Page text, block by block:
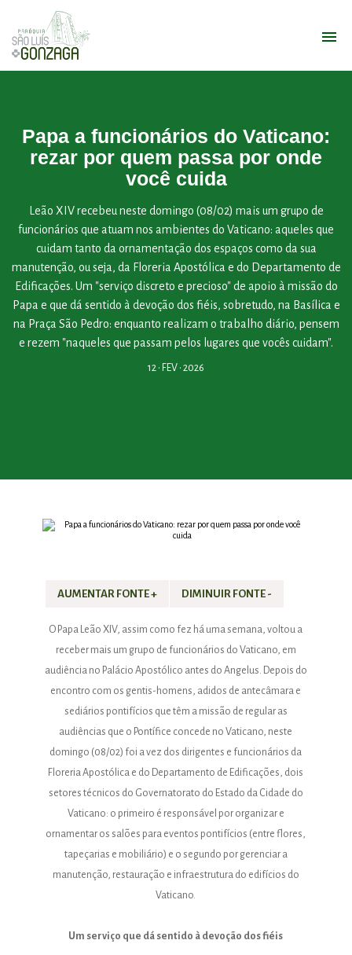
Papa a funcionários do Vaticano:
rezar por quem passa por onde
você cuida
Leão XIV recebeu neste domingo (08/02) mais um grupo de
funcionários que atuam nos ambientes do Vaticano: aqueles que
cuidam tanto da ornamentação dos espaços como da sua
manutenção, ou seja, da Floreria Apostólica e do Departamento de
Edificações. Um "serviço discreto e precioso" de apoio à missão do
Papa e que dá sentido à devoção dos fiéis, sobretudo, na Basílica e
na Praça São Pedro: enquanto realizam o trabalho diário, pensem
e rezem "naqueles que passam pelos lugares que vocês cuidam".
12 • FEV • 2026
AUMENTAR FONTE + DIMINUIR FONTE -
O Papa Leão XIV, assim como fez há uma semana, voltou a
receber mais um grupo de funcionários do Vaticano, em
audiência no Palácio Apostólico antes do Angelus. Depois do
encontro com os gentis-homens, adidos de antecâmara e
sediários pontifícios que têm a missão de regular as
audiências que o Pontífice concede no Vaticano, neste
domingo (08/02) foi a vez dos dirigentes e funcionários da
Floreria Apostólica e do Departamento de Edificações, dois
setores técnicos do Governatorato do Estado da Cidade do
Vaticano: o primeiro é responsável por organizar e
ornamentar os salões para eventos pontifícios (entre flores,
tapeçarias e mobiliário) e o segundo por gerenciar a
manutenção, restauração e infraestrutura do edifícios do
Vaticano.
Um serviço que dá sentido à devoção dos fiéis